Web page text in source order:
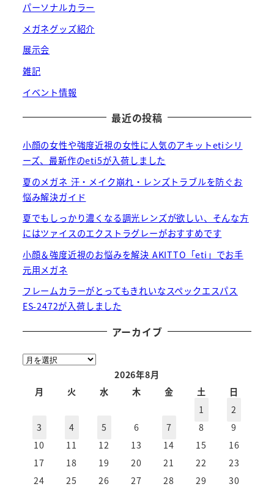
パーソナルカラー
メガネグッズ紹介
展示会
雑記
イベント情報
最近の投稿
小顔の女性や強度近視の女性に人気のアキットetiシリ
ーズ、最新作のeti5が入荷しました
夏のメガネ 汗・メイク崩れ・レンズトラブルを防ぐお
悩み解決ガイド
夏でもしっかり濃くなる調光レンズが欲しい、そんな方
にはツァイスのエクストラグレーがおすすめです
小顔＆強度近視のお悩みを解決 AKITTO「eti」でお手
元用メガネ
フレームカラーがとってもきれいなスペックエスパス
ES-2472が入荷しました
アーカイブ
ア
2026年8月
月
火 水 木 金 土
日
1
2
3
4 5 6 7 8
9
10
11 12 13 14 15
16
17
18 19 20 21 22
23
24
25 26 27 28 29
30